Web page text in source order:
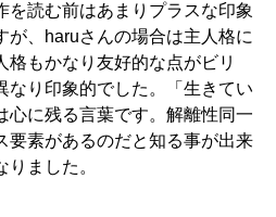
を読む前はあまりプラスな印象
が、haruさんの場合は主人格に
格もかなり友好的な点がビリ
なり印象的でした。「生きてい
心に残る言葉です。解離性同一
要素があるのだと知る事が出来
ました。